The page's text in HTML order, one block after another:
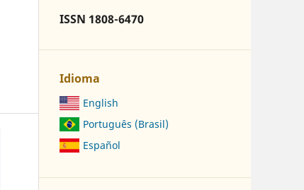
ISSN 1808-6470
Idioma
English
Português (Brasil)
Español